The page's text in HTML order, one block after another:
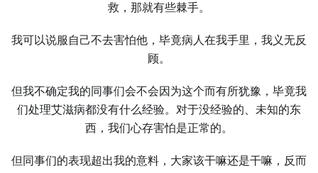
救，那就有些棘手。
我可以说服自己不去害怕他，毕竟病人在我手里，我义无反
顾。
但我不确定我的同事们会不会因为这个而有所犹豫，毕竟我
们处理艾滋病都没有什么经验。对于没经验的、未知的东
西，我们心存害怕是正常的。
但同事们的表现超出我的意料，大家该干嘛还是干嘛，反而